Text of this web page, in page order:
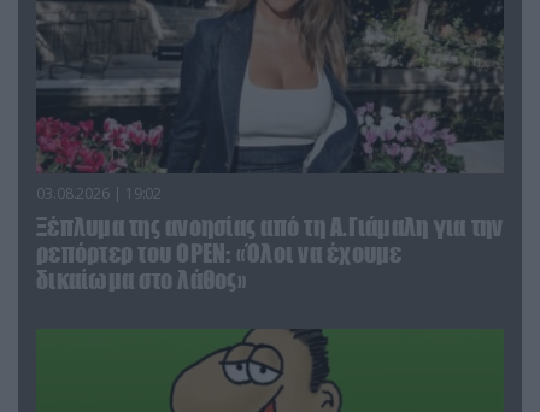
03.08.2026 | 19:02
Ξέπλυμα της ανοησίας από τη Α.Γιάμαλη για την
ρεπόρτερ του ΟΡΕΝ: «Όλοι να έχουμε
δικαίωμα στο λάθος»